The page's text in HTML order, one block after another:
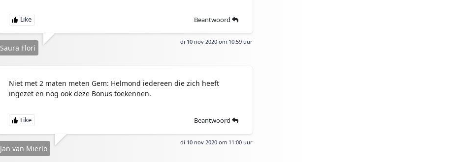
Beantwoord
di 10 nov 2020 om 10:59 uur
Saura Flori
Niet met 2 maten meten Gem: Helmond iedereen die zich heeft
ingezet en nog ook deze Bonus toekennen.
Beantwoord
di 10 nov 2020 om 11:00 uur
Jan van Mierlo